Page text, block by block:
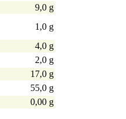
9,0 g
1,0 g
4,0 g
2,0 g
17,0 g
55,0 g
0,00 g